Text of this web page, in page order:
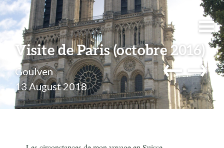
Visite de Paris (octobre 2016)
Goulven
13 August 2018
←→